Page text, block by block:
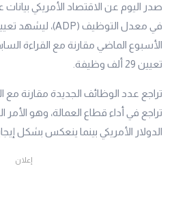
صدر اليوم عن الاقتصاد الأمريكي
الأسبوع الماضي مقارنة مع القراءة
تعيين 29 ألف وظيفة.
تراجع عدد الوظائف الجديدة مقارنة مع
تراجع في أداء قطاع العمالة، وهو
الدولار الأمريكي بينما ينعكس بشكل
إعلان